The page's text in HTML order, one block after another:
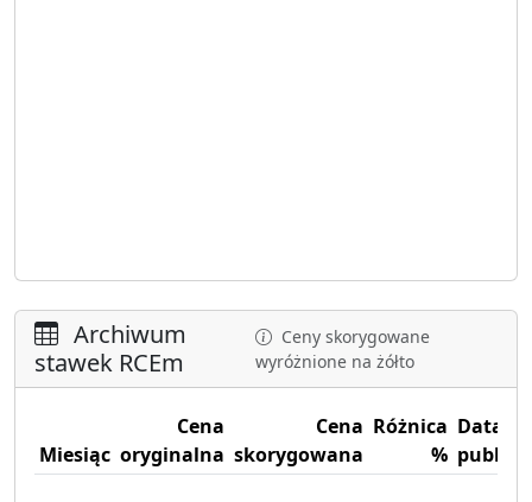
Archiwum
stawek RCEm
Ceny skorygowane
wyróżnione na żółto
Miesiąc
Cena
oryginalna
Cena
skorygowana
Różnica
%
Data